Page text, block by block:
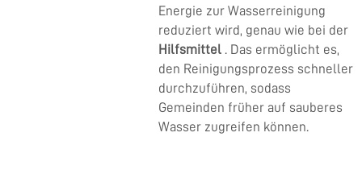
Energie zur Wasserreinigung
reduziert wird, genau wie bei der
Hilfsmittel . Das ermöglicht es,
den Reinigungsprozess schneller
durchzuführen, sodass
Gemeinden früher auf sauberes
Wasser zugreifen können.